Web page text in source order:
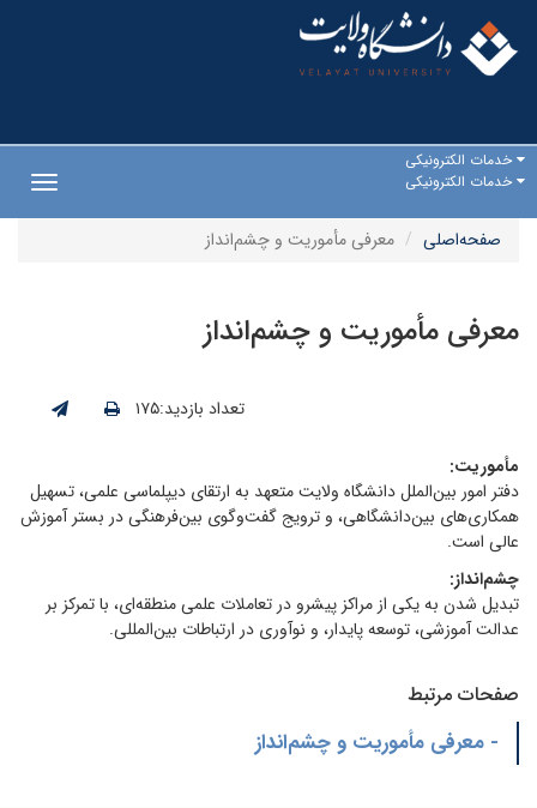
خدمات الکترونیکی
خدمات الکترونیکی
صفحه‌اصلی
معرفی مأموریت و چشم‌انداز
معرفی مأموریت و چشم‌انداز
تعداد بازدید:۱۷۵
مأموریت:
دفتر امور بین‌الملل دانشگاه ولایت متعهد به ارتقای دیپلماسی علمی، تسهیل
همکاری‌های بین‌دانشگاهی، و ترویج گفت‌وگوی بین‌فرهنگی در بستر آموزش
عالی است.
چشم‌انداز:
تبدیل شدن به یکی از مراکز پیشرو در تعاملات علمی منطقه‌ای، با تمرکز بر
عدالت آموزشی، توسعه پایدار، و نوآوری در ارتباطات بین‌المللی.
صفحات مرتبط
- معرفی مأموریت و چشم‌انداز